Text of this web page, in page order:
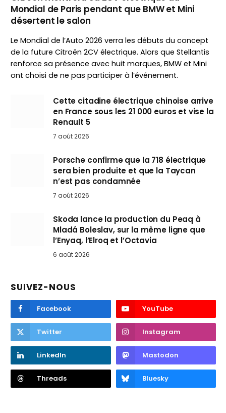
Mondial de Paris pendant que BMW et Mini
désertent le salon
Le Mondial de l’Auto 2026 verra les débuts du concept
de la future Citroën 2CV électrique. Alors que Stellantis
renforce sa présence avec huit marques, BMW et Mini
ont choisi de ne pas participer à l’événement.
Cette citadine électrique chinoise arrive
en France sous les 21 000 euros et vise la
Renault 5
7 août 2026
Porsche confirme que la 718 électrique
sera bien produite et que la Taycan
n’est pas condamnée
7 août 2026
Skoda lance la production du Peaq à
Mladá Boleslav, sur la même ligne que
l’Enyaq, l’Elroq et l’Octavia
6 août 2026
SUIVEZ-NOUS
Facebook YouTube
Twitter Instagram
LinkedIn Mastodon
Threads Bluesky